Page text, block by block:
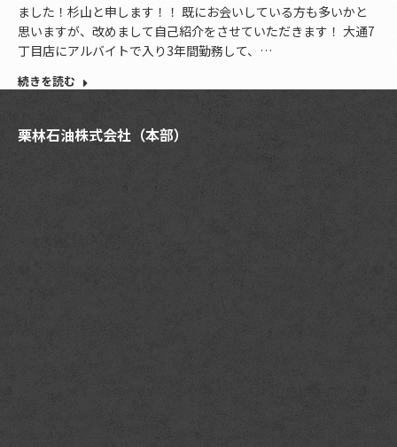
ました！杉山と申します！！ 既にお会いしている方も多いかと
思いますが、改めまして自己紹介をさせていただきます！ 大通7
丁目店にアルバイトで入り3年間勤務して、…
続きを読む
栗林石油株式会社（本部）